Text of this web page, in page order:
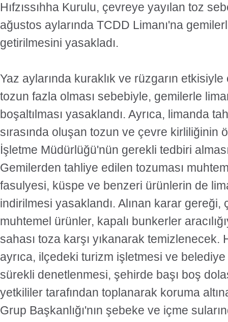
Hıfzıssıhha Kurulu, çevreye yayılan toz
ağustos aylarında TCDD Limanı'na
getirilmesini yasakladı.
Yaz aylarında kuraklık ve rüzgarın
tozun fazla olması sebebiyle, gemilerle
boşaltılması yasaklandı. Ayrıca, limanda
sırasında oluşan tozun ve çevre kirliliğinin
İşletme Müdürlüğü'nün gerekli tedbiri alması
Gemilerden tahliye edilen tozuması
fasulyesi, küspe ve benzeri ürünlerin de
indirilmesi yasaklandı. Alınan karar gereği,
muhtemel ürünler, kapalı bunkerler
sahası toza karşı yıkanarak temizlenecek.
ayrıca, ilçedeki turizm işletmesi ve
sürekli denetlenmesi, şehirde başı boş
yetkililer tarafından toplanarak koruma
Grup Başkanlığı'nın şebeke ve içme